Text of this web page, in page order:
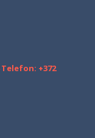
Telefon: +372